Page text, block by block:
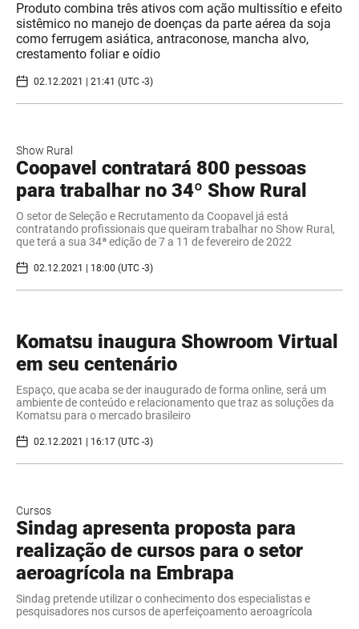
Produto combina três ativos com ação multissítio e efeito
sistêmico no manejo de doenças da parte aérea da soja
como ferrugem asiática, antraconose, mancha alvo,
crestamento foliar e oídio
02.12.2021 | 21:41 (UTC -3)
Show Rural
Coopavel contratará 800 pessoas
para trabalhar no 34º Show Rural
O setor de Seleção e Recrutamento da Coopavel já está
contratando profissionais que queiram trabalhar no Show Rural,
que terá a sua 34ª edição de 7 a 11 de fevereiro de 2022
02.12.2021 | 18:00 (UTC -3)
Komatsu inaugura Showroom Virtual
em seu centenário
Espaço, que acaba se der inaugurado de forma online, será um
ambiente de conteúdo e relacionamento que traz as soluções da
Komatsu para o mercado brasileiro
02.12.2021 | 16:17 (UTC -3)
Cursos
Sindag apresenta proposta para
realização de cursos para o setor
aeroagrícola na Embrapa
Sindag pretende utilizar o conhecimento dos especialistas e
pesquisadores nos cursos de aperfeiçoamento aeroagrícola